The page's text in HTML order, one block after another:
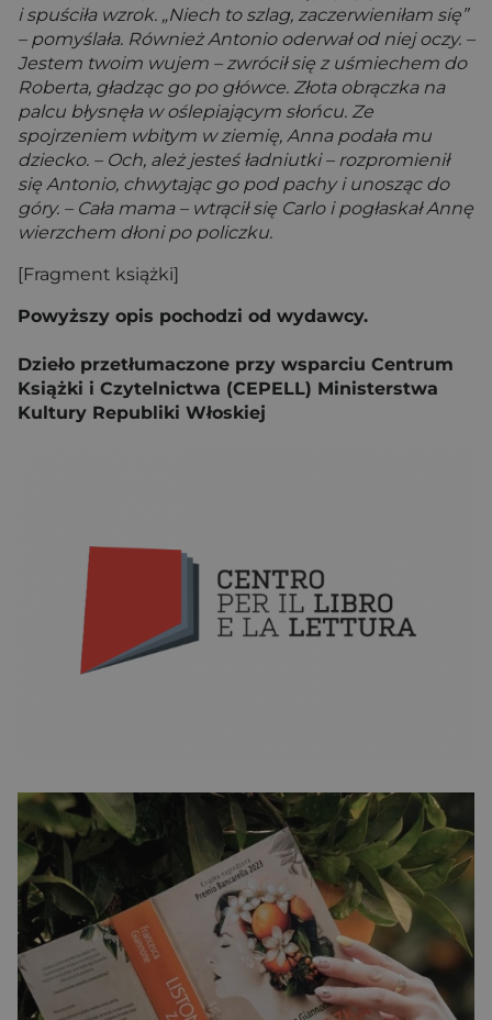
i spuściła wzrok. „Niech to szlag, zaczerwieniłam się”
– pomyślała. Również Antonio oderwał od niej oczy. –
Jestem twoim wujem – zwrócił się z uśmiechem do
Roberta, gładząc go po główce. Złota obrączka na
palcu błysnęła w oślepiającym słońcu. Ze
spojrzeniem wbitym w ziemię, Anna podała mu
dziecko. – Och, ależ jesteś ładniutki – rozpromienił
się Antonio, chwytając go pod pachy i unosząc do
góry. – Cała mama – wtrącił się Carlo i pogłaskał Annę
wierzchem dłoni po policzku.
[Fragment książki]
Powyższy opis pochodzi od wydawcy.
Dzieło przetłumaczone przy wsparciu Centrum
Książki i Czytelnictwa (CEPELL) Ministerstwa
Kultury Republiki Włoskiej